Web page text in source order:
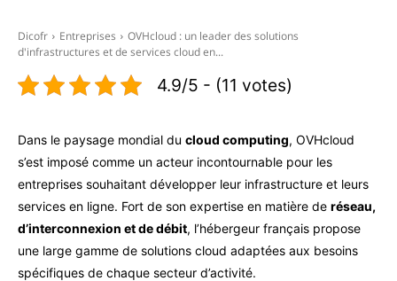
Dicofr Entreprises
OVHcloud : un leader des solutions
d'infrastructures et de services cloud en...
4.9/5 - (11 votes)
Dans le paysage mondial du cloud computing, OVHcloud
s’est imposé comme un acteur incontournable pour les
entreprises souhaitant développer leur infrastructure et leurs
services en ligne. Fort de son expertise en matière de réseau,
d’interconnexion et de débit, l’hébergeur français propose
une large gamme de solutions cloud adaptées aux besoins
spécifiques de chaque secteur d’activité.